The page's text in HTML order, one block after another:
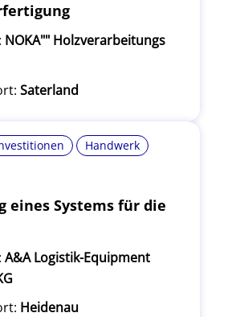
NOKA"" Holzverarbeitungs
Saterland
Handwerk
eines Systems für die
A&A Logistik-Equipment
Heidenau